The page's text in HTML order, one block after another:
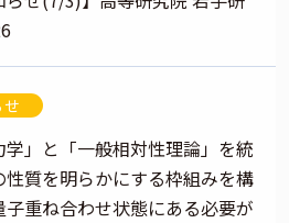
学」と「一般相対性理論」を統
質を明らかにする枠組みを構
重ね合わせ状態にある必要が